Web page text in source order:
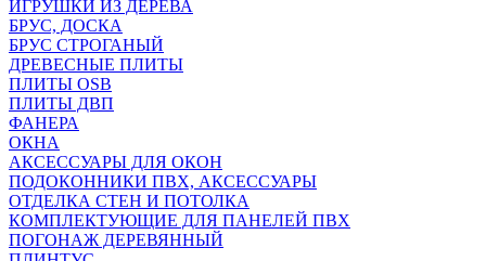
ИГРУШКИ ИЗ ДЕРЕВА
БРУС, ДОСКА
БРУС СТРОГАНЫЙ
ДРЕВЕСНЫЕ ПЛИТЫ
ПЛИТЫ OSB
ПЛИТЫ ДВП
ФАНЕРА
ОКНА
АКСЕССУАРЫ ДЛЯ ОКОН
ПОДОКОННИКИ ПВХ, АКСЕССУАРЫ
ОТДЕЛКА СТЕН И ПОТОЛКА
КОМПЛЕКТУЮЩИЕ ДЛЯ ПАНЕЛЕЙ ПВХ
ПОГОНАЖ ДЕРЕВЯННЫЙ